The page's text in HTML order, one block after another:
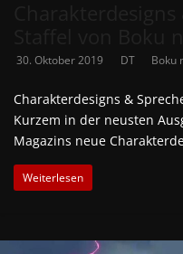
30. Oktober 2019 DT Boku
Charakterdesigns &
Kurzem in der neusten
Magazins neue
Weiterlesen